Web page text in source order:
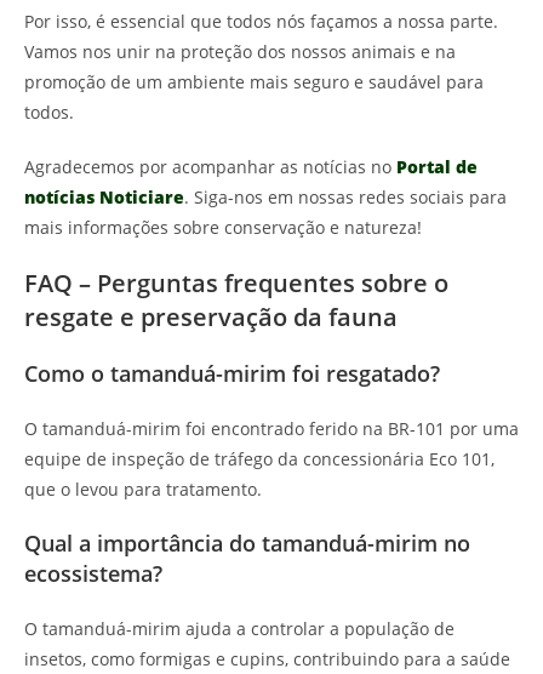
Por isso, é essencial que todos nós façamos a nossa parte.
Vamos nos unir na proteção dos nossos animais e na
promoção de um ambiente mais seguro e saudável para
todos.
Agradecemos por acompanhar as notícias no Portal de
notícias Noticiare. Siga-nos em nossas redes sociais para
mais informações sobre conservação e natureza!
FAQ – Perguntas frequentes sobre o
resgate e preservação da fauna
Como o tamanduá-mirim foi resgatado?
O tamanduá-mirim foi encontrado ferido na BR-101 por uma
equipe de inspeção de tráfego da concessionária Eco 101,
que o levou para tratamento.
Qual a importância do tamanduá-mirim no
ecossistema?
O tamanduá-mirim ajuda a controlar a população de
insetos, como formigas e cupins, contribuindo para a saúde